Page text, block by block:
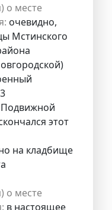
о месте
очевидно,
Мстинского
Подвижной
этот
на кладбище
о месте
в настоящее